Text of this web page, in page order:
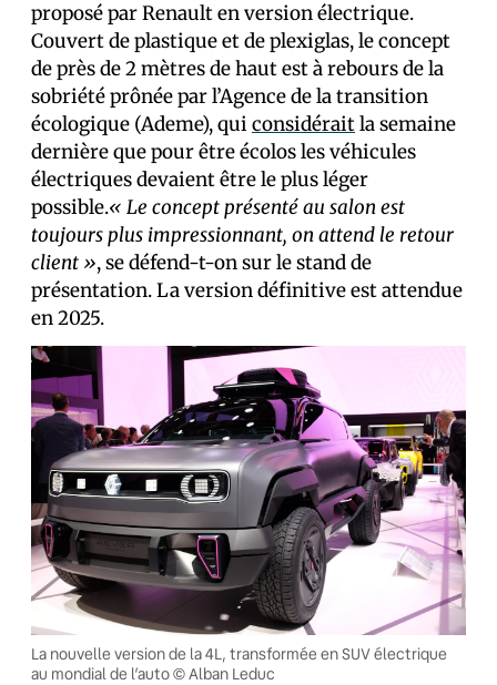
proposé par Renault en version électrique.
Couvert de plastique et de plexiglas, le concept
de près de 2 mètres de haut est à rebours de la
sobriété prônée par l’Agence de la transition
écologique (Ademe), qui considéraitla semaine
dernière que pour être écolos les véhicules
électriques devaient être le plus léger
possible.« Le concept présenté au salon est
toujours plus impressionnant, on attend le retour
client », se défend-t-on sur le stand de
présentation. La version définitive est attendue
en 2025.
La nouvelle version de la 4L, transformée en SUV électrique
au mondial de l’auto © Alban Leduc